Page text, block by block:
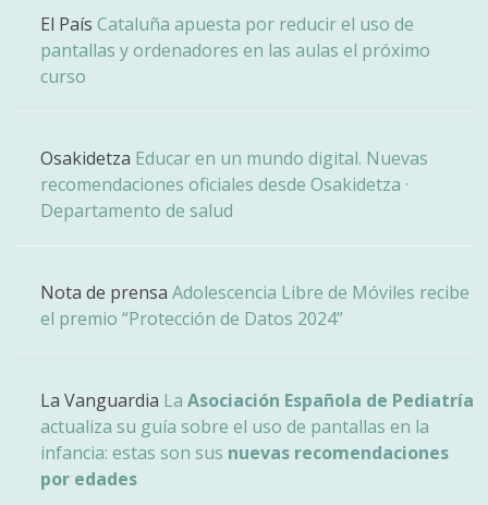
El País Cataluña apuesta por reducir el uso de
pantallas y ordenadores en las aulas el próximo
curso
Osakidetza Educar en un mundo digital. Nuevas
recomendaciones oficiales desde Osakidetza ·
Departamento de salud
Nota de prensa Adolescencia Libre de Móviles recibe
el premio “Protección de Datos 2024”
La Vanguardia La Asociación Española de Pediatría
actualiza su guía sobre el uso de pantallas en la
infancia: estas son sus nuevas recomendaciones
por edades